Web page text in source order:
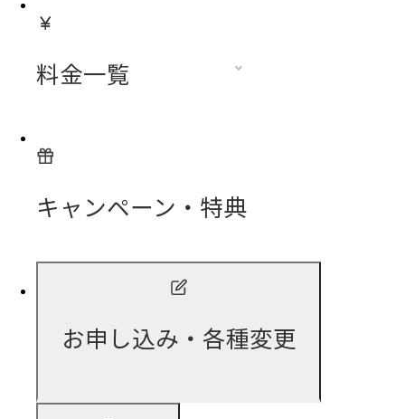
料金一覧
キャンペーン・特典
お申し込み・各種変更